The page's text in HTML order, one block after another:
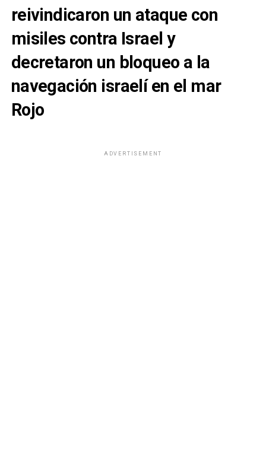
reivindicaron un ataque con
misiles contra Israel y
decretaron un bloqueo a la
navegación israelí en el mar
Rojo
ADVERTISEMENT